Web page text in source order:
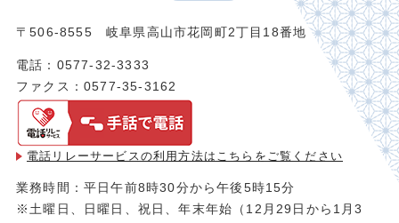
〒506-8555 岐阜県高山市花岡町2丁目18番地
電話：0577-32-3333
ファクス：0577-35-3162
電話リレーサービスの利用方法は こちらをご覧ください
業務時間：平日午前8時30分から午後5時15分
※土曜日、日曜日、祝日、年末年始（12月29日から1月3